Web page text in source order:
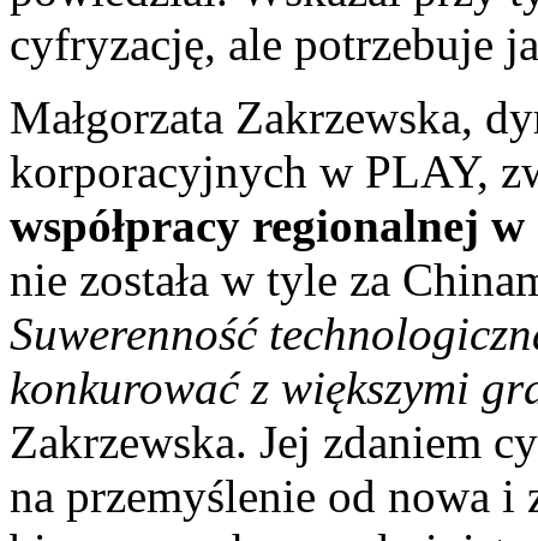
cyfryzację, ale potrzebuje
Małgorzata Zakrzewska,
korporacyjnych w PLAY,
współpracy regionalnej
nie została w tyle za
Suwerenność
konkurować z większymi
Zakrzewska. Jej zdaniem
na przemyślenie od nowa